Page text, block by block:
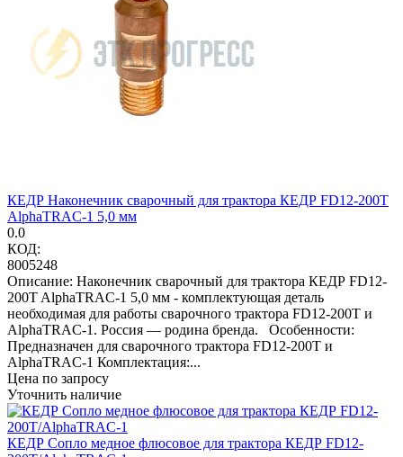
КЕДР Наконечник сварочный для трактора КЕДР FD12-200T
AlphaTRAC-1 5,0 мм
0.0
КОД:
8005248
Описание: Наконечник сварочный для трактора КЕДР FD12-
200T AlphaTRAC-1 5,0 мм - комплектующая деталь
необходимая для работы сварочного трактора FD12-200T и
AlphaTRAC-1. Россия — родина бренда. Особенности:
Предназначен для сварочного трактора FD12-200T и
AlphaTRAC-1 Комплектация:...
Цена по запросу
Уточнить наличие
КЕДР Сопло медное флюсовое для трактора КЕДР FD12-